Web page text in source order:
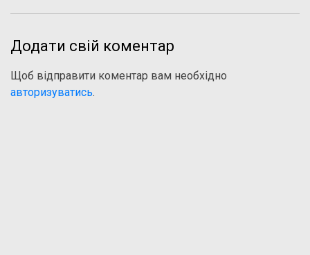
Додати свій коментар
Щоб відправити коментар вам необхідно
авторизуватись.